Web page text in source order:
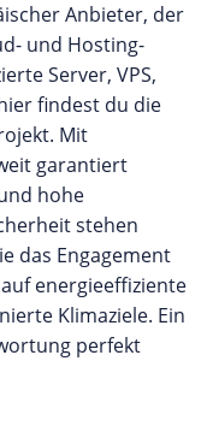
Anbieter, der
und Hosting-
Server, VPS,
findest du die
Mit
garantiert
hohe
stehen
das Engagement
energieeffiziente
Klimaziele. Ein
perfekt